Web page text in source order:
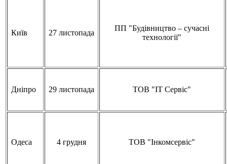
Київ 27 листопада
ПП "Будівництво – сучасні
технології"
Дніпро 29 листопада ТОВ "ІТ Сервіс"
Одеса 4 грудня ТОВ "Інкомсервіс"